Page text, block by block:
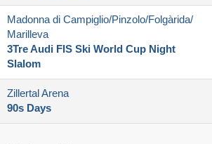
Madonna di Campiglio/​Pinzolo/​Folgàrida/​
Marilleva
3Tre Audi FIS Ski World Cup Night
Slalom
Zillertal Arena
90s Days